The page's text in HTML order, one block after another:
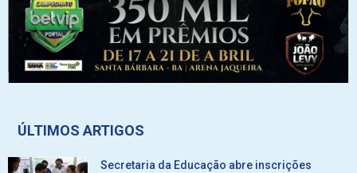
ÚLTIMOS ARTIGOS
Secretaria da Educação abre inscrições